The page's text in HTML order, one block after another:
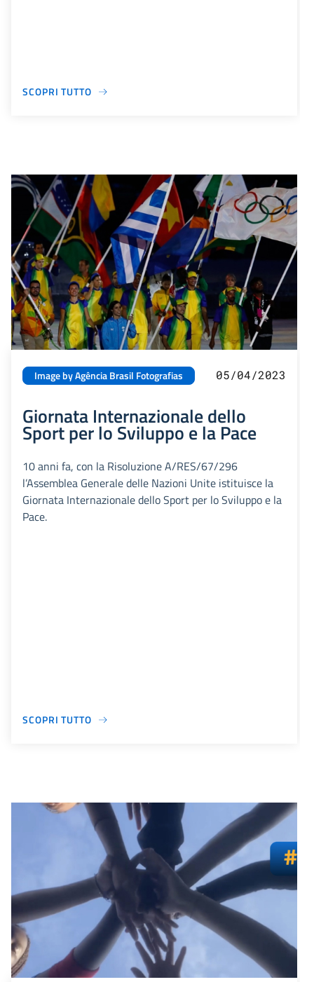
SCOPRI TUTTO
Image by Agência Brasil Fotografias 05/04/2023
Giornata Internazionale dello
Sport per lo Sviluppo e la Pace
10 anni fa, con la Risoluzione A/RES/67/296
l’Assemblea Generale delle Nazioni Unite istituisce la
Giornata Internazionale dello Sport per lo Sviluppo e la
Pace.
SCOPRI TUTTO